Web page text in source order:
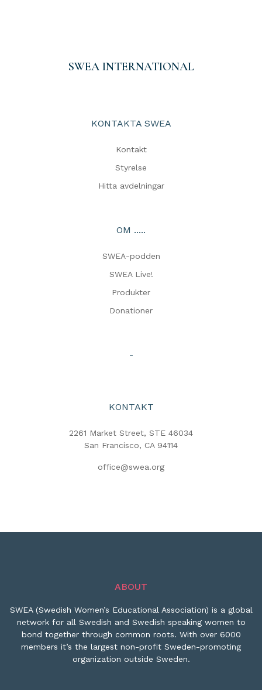
SWEA INTERNATIONAL
KONTAKTA SWEA
Kontakt
Styrelse
Hitta avdelningar
OM .....
SWEA-podden
SWEA Live!
Produkter
Donationer
-
KONTAKT
2261 Market Street, STE 46034
San Francisco, CA 94114
office@swea.org
ABOUT
SWEA (Swedish Women’s Educational Association) is a global
network for all Swedish and Swedish speaking women to
bond together through common roots. With over 6000
members it’s the largest non-profit Sweden-promoting
organization outside Sweden.